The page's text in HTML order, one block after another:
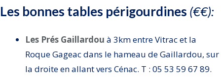
Les bonnes tables périgourdines (€€):
Les Prés Gaillardou à 3km entre Vitrac et la
Roque Gageac dans le hameau de Gaillardou, sur
la droite en allant vers Cénac. T : 05 53 59 67 89.